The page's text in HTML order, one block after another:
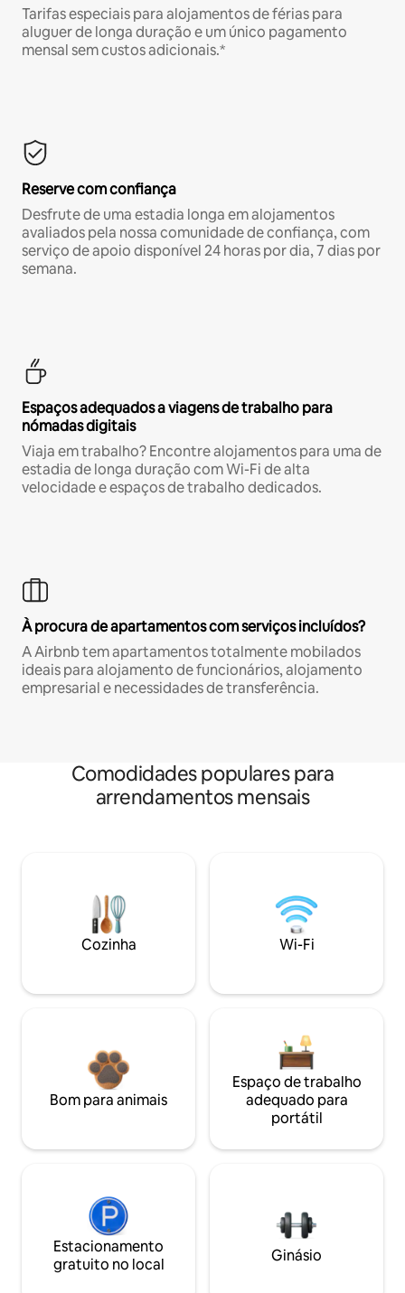
Tarifas especiais para alojamentos de férias para
aluguer de longa duração e um único pagamento
mensal sem custos adicionais.*
Reserve com confiança
Desfrute de uma estadia longa em alojamentos
avaliados pela nossa comunidade de confiança, com
serviço de apoio disponível 24 horas por dia, 7 dias por
semana.
Espaços adequados a viagens de trabalho para
nómadas digitais
Viaja em trabalho? Encontre alojamentos para uma de
estadia de longa duração com Wi-Fi de alta
velocidade e espaços de trabalho dedicados.
À procura de apartamentos com serviços incluídos?
A Airbnb tem apartamentos totalmente mobilados
ideais para alojamento de funcionários, alojamento
empresarial e necessidades de transferência.
Comodidades populares para
arrendamentos mensais
Cozinha Wi-Fi
Bom para animais
Espaço de trabalho
adequado para
portátil
Estacionamento
gratuito no local
Ginásio